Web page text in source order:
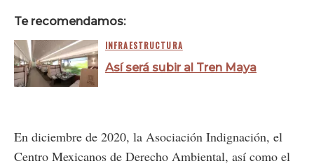
Te recomendamos:
INFRAESTRUCTURA
Así será subir al Tren Maya
En diciembre de 2020, la Asociación Indignación, el
Centro Mexicanos de Derecho Ambiental, así como el